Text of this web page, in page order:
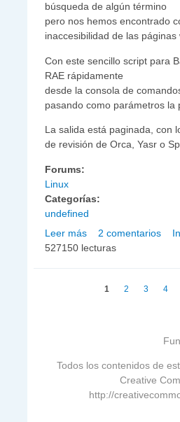
búsqueda de algún término
pero nos hemos encontrado
inaccesibilidad de las páginas
Con este sencillo script para
RAE rápidamente
desde la consola de
pasando como parámetros la
La salida está paginada, con
de revisión de Orca, Yasr o
Forums:
Linux
Categorías:
undefined
Leer más sobre Consultar el
2 comentarios
527150 lecturas
1 2 3 4
Todos los contenidos de
Creative
http://